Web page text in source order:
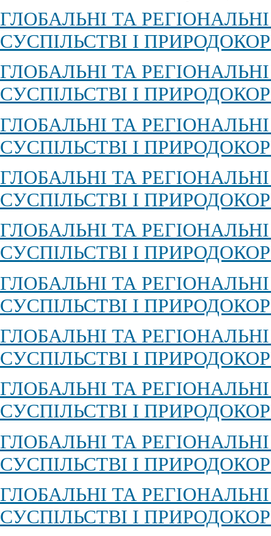
ГЛОБАЛЬНІ ТА
СУСПІЛЬСТВІ І
ГЛОБАЛЬНІ ТА
СУСПІЛЬСТВІ І
ГЛОБАЛЬНІ ТА
СУСПІЛЬСТВІ І
ГЛОБАЛЬНІ ТА
СУСПІЛЬСТВІ І
ГЛОБАЛЬНІ ТА
СУСПІЛЬСТВІ І
ГЛОБАЛЬНІ ТА
СУСПІЛЬСТВІ І
ГЛОБАЛЬНІ ТА
СУСПІЛЬСТВІ І
ГЛОБАЛЬНІ ТА
СУСПІЛЬСТВІ І
ГЛОБАЛЬНІ ТА
СУСПІЛЬСТВІ І
ГЛОБАЛЬНІ ТА
СУСПІЛЬСТВІ І